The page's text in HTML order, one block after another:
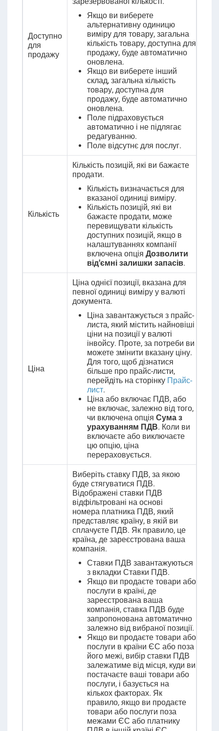
Доступно
для
продажу
Якщо ви виберете
альтернативну одиницю
виміру для товару, загальна
кількість товару, доступна для
продажу, буде автоматично
оновлена.
Якщо ви виберете інший
склад, загальна кількість
товару, доступна для
продажу, буде автоматично
оновлена.
Поле підраховується
автоматично і не підлягає
редагуванню.
Поле відсутнє для послуг.
Кількість
Кількість позицій, які ви бажаєте
продати.
Кількість визначається для
вказаної одиниці виміру.
Кількість позицій, які ви
бажаєте продати, може
перевищувати кількість
доступних позицій, якщо в
налаштуваннях компанії
включена опція Дозволити
від'ємні залишки запасів.
Ціна
Ціна однієї позиції, вказана для
певної одиниці виміру у валюті
документа.
Ціна завантажується з прайс-
листа, який містить найновіші
ціни на позиції у валюті
інвойсу. Проте, за потреби ви
можете змінити вказану ціну.
Для того, щоб дізнатися
більше про прайс-листи,
перейдіть на сторінку Прайс-
лист.
Ціна або включає ПДВ, або
не включає, залежно від того,
чи включена опція Сума з
урахуванням ПДВ. Коли ви
включаєте або виключаєте
цю опцію, ціна
перераховується.
Виберіть ставку ПДВ, за якою
буде стягуватися ПДВ.
Відображені ставки ПДВ
відфільтровані на основі
номера платника ПДВ, який
представляє країну, в якій ви
сплачуєте ПДВ. Як правило, це
країна, де зареєстрована ваша
компанія.
Ставки ПДВ завантажуються
з вкладки Ставки ПДВ.
Якщо ви продаєте товари або
послуги в країні, де
зареєстрована ваша
компанія, ставка ПДВ буде
запропонована автоматично
залежно від вибраної позиції.
Якщо ви продаєте товари або
послуги в країни ЄС або поза
його межі, вибір ставки ПДВ
залежатиме від місця, куди ви
постачаєте ваші товари або
послуги, і базується на
кількох факторах. Як
правило, якщо ви продаєте
товари або послуги поза
межами ЄС або платнику